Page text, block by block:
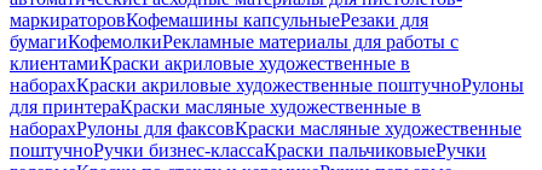
маркираторовКофемашины капсульныеРезаки для
бумагиКофемолкиРекламные материалы для работы с
клиентамиКраски акриловые художественные в
наборахКраски акриловые художественные поштучноРулоны
для принтераКраски масляные художественные в
наборахРулоны для факсовКраски масляные художественные
поштучноРучки бизнес-классаКраски пальчиковыеРучки